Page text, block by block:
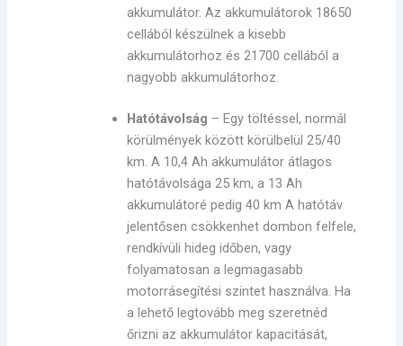
akkumulátor. Az akkumulátorok 18650
cellából készülnek a kisebb
akkumulátorhoz és 21700 cellából a
nagyobb akkumulátorhoz.
Hatótávolság – Egy töltéssel, normál
körülmények között körülbelül 25/40
km. A 10,4 Ah akkumulátor átlagos
hatótávolsága 25 km, a 13 Ah
akkumulátoré pedig 40 km A hatótáv
jelentősen csökkenhet dombon felfele,
rendkívüli hideg időben, vagy
folyamatosan a legmagasabb
motorrásegítési szintet használva. Ha
a lehető legtovább meg szeretnéd
őrizni az akkumulátor kapacitását,